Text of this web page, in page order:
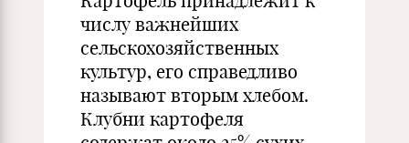
числу важнейших
сельскохозяйственных
культур, его справедливо
называют вторым хлебом.
Клубни картофеля